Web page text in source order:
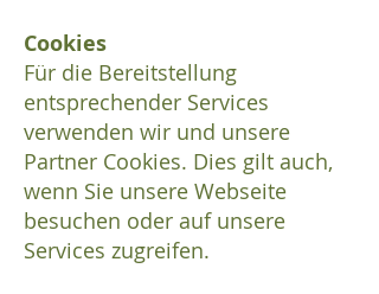
Cookies
Für die Bereitstellung
entsprechender Services
verwenden wir und unsere
Partner Cookies. Dies gilt auch,
wenn Sie unsere Webseite
besuchen oder auf unsere
Services zugreifen.